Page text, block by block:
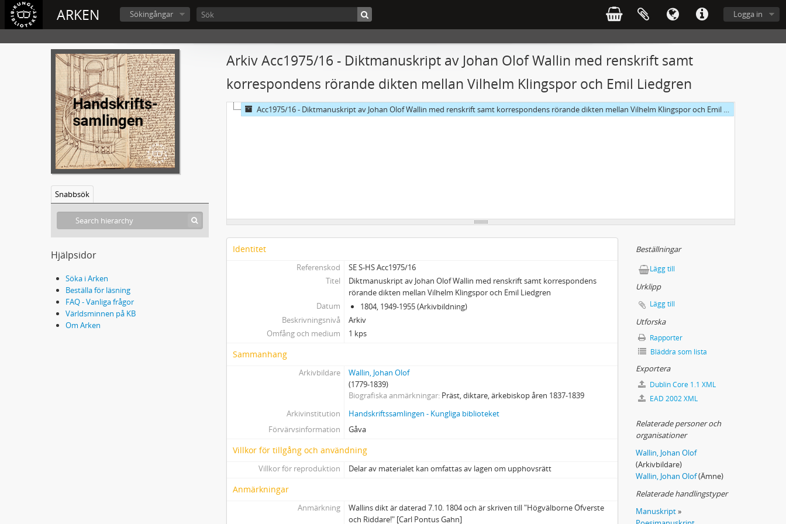
ARKEN Logga in
Sökingångar
Snabbsök
Hjälpsidor
Söka i Arken
Beställa för läsning
FAQ - Vanliga frågor
Världsminnen på KB
Om Arken
Arkiv Acc1975/16 - Diktmanuskript av Johan Olof Wallin med renskrift samt
korrespondens rörande dikten mellan Vilhelm Klingspor och Emil Liedgren
Acc1975/16 - Diktmanuskript av Johan Olof Wallin med renskrift samt korrespondens rörande dikten mellan Vilhelm Klingspor och Emil Liedgren
Identitet
Referenskod
SE S-HS Acc1975/16
Titel
Diktmanuskript av Johan Olof Wallin med renskrift samt korrespondens
rörande dikten mellan Vilhelm Klingspor och Emil Liedgren
Datum
1804, 1949-1955 (Arkivbildning)
Beskrivningsnivå
Arkiv
Omfång och medium
1 kps
Sammanhang
Arkivbildare
Wallin, Johan Olof
(1779-1839)
Biografiska anmärkningar Präst, diktare, ärkebiskop åren 1837-1839
Arkivinstitution
Handskriftssamlingen - Kungliga biblioteket
Förvärvsinformation
Gåva
Villkor för tillgång och användning
Villkor för reproduktion Delar av materialet kan omfattas av lagen om upphovsrätt
Anmärkningar
Anmärkning
Wallins dikt är daterad 7.10. 1804 och är skriven till "Högvälborne Öfverste
och Riddare!" [Carl Pontus Gahn]
Beställningar
Lägg till
Urklipp
Lägg till
Utforska
Rapporter
Bläddra som lista
Exportera
Dublin Core 1.1 XML
EAD 2002 XML
Relaterade personer och
organisationer
Wallin, Johan Olof
(Arkivbildare)
Wallin, Johan Olof(Ämne)
Relaterade handlingstyper
Manuskript»